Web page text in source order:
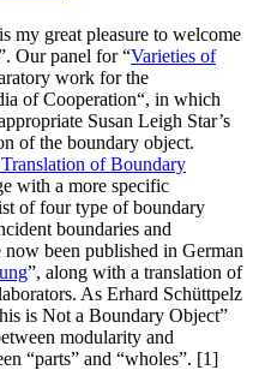
my great pleasure to welcome
Our panel for “Varieties of
work for the
of Cooperation“, in which
Susan Leigh Star’s
of the boundary object.
of Boundary
with a more specific
of four type of boundary
boundaries and
been published in German
”, along with a translation of
As Erhard Schüttpelz
is Not a Boundary Object”
modularity and
“parts” and “wholes”. [1]